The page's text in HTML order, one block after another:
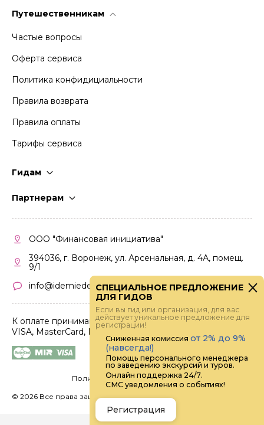
Путешественникам
Частые вопросы
Оферта сервиса
Политика конфидициальности
Правила возврата
Правила оплаты
Тарифы сервиса
Гидам
Партнерам
Кабинет партнера
Правила участия
ООО "Финансовая инициатива"
394036, г. Воронеж, ул. Арсенальная, д. 4А, помещ.
9/1
info@idemiedem.ru
К оплате принимаются карты
VISA, MasterCard, МИР
Политика конфиденциальности
© 2026 Все права защищены.
СПЕЦИАЛЬНОЕ ПРЕДЛОЖЕНИЕ
ДЛЯ ГИДОВ
Если вы гид или организация, для вас
действует уникальное предложение для
регистрации!
Сниженная комиссия от 2% до 9%
(навсегда!)
Помощь персонального менеджера
по заведению экскурсий и туров.
Онлайн поддержка 24/7.
СМС уведомления о событиях!
Регистрация